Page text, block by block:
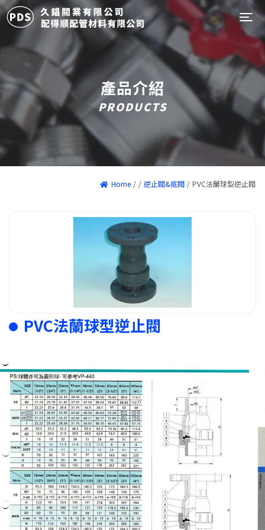
產品介紹
PRODUCTS
Home / / 逆止閥&底閥 / PVC法蘭球型逆止閥
PVC法蘭球型逆止閥